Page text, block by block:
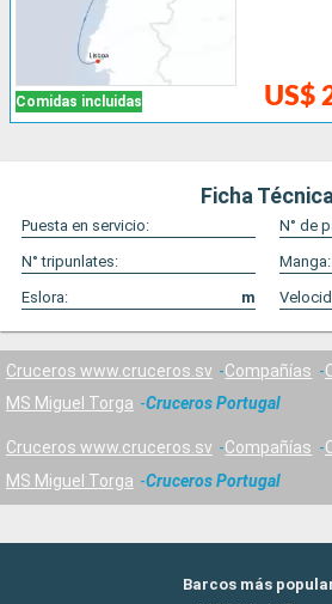
Comidas incluidas US$
Ficha
Puesta en servicio:
N° de
N° tripunlates:
Manga:
Eslora:
m
Cruceros www.cruceros.sv Compañías
MS Miguel Torga
Cruceros Portugal
Cruceros www.cruceros.sv Compañías
MS Miguel Torga
Cruceros Portugal
Barcos más